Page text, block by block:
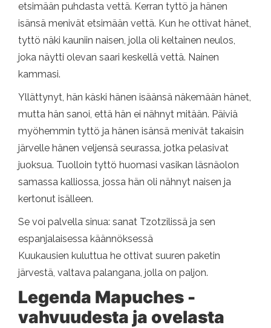
etsimään puhdasta vettä. Kerran tyttö ja hänen
isänsä menivät etsimään vettä. Kun he ottivat hänet,
tyttö näki kauniin naisen, jolla oli keltainen neulos,
joka näytti olevan saari keskellä vettä. Nainen
kammasi.
Yllättynyt, hän käski hänen isäänsä näkemään hänet,
mutta hän sanoi, että hän ei nähnyt mitään. Päiviä
myöhemmin tyttö ja hänen isänsä menivät takaisin
järvelle hänen veljensä seurassa, jotka pelasivat
juoksua. Tuolloin tyttö huomasi vasikan läsnäolon
samassa kalliossa, jossa hän oli nähnyt naisen ja
kertonut isälleen.
Se voi palvella sinua: sanat Tzotzilissä ja sen
espanjalaisessa käännöksessä
Kuukausien kuluttua he ottivat suuren paketin
järvestä, valtava palangana, jolla on paljon.
Legenda Mapuches -
vahvuudesta ja ovelasta